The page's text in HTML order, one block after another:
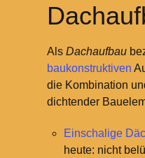
Als Dachaufbau
baukonstruktiven
die Kombination
dichtender
Einschalige
heute: nicht